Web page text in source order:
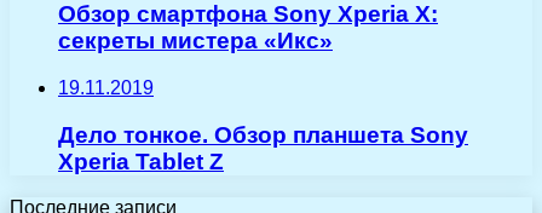
Обзор смартфона Sony Xperia X:
секреты мистера «Икс»
19.11.2019
Дело тонкое. Обзор планшета Sony
Xperia Tablet Z
Последние записи